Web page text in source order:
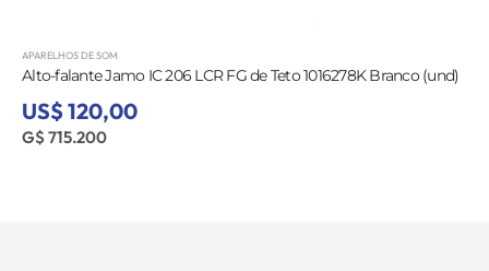
APARELHOS DE SOM
Alto-falante Jamo IC 206 LCR FG de Teto 1016278K Branco (und)
US$ 120,00
G$ 715.200